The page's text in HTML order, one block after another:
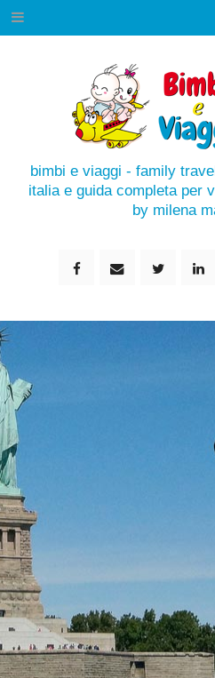
bimbi e viaggi - family
italia e guida completa per
by milena